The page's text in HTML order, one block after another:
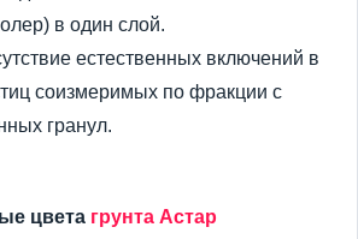
в один слой.
естественных включений в
соизмеримых по фракции с
гранул.
цвета грунта Астар